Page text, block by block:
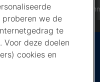
spelen
judoka's mee voor
de Spelen van
proberen we de
te
Voor deze doelen
cookies en